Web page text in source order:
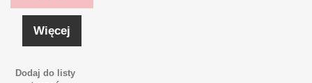
Więcej
Dodaj do listy